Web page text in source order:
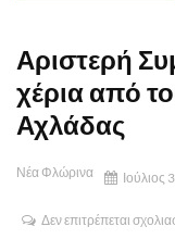
Αριστερή
χέρια από
Αχλάδας
Νέα Φλώρινα Ιούλιος
Δεν επιτρέπεται